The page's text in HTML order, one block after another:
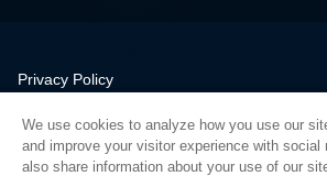
Privacy Policy
Quality
Sitemap
We use cookies to analyze how you use our
and improve your visitor experience with social
also share information about your use of our